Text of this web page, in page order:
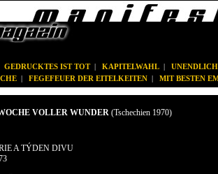
GEDRUCKTES IST TOT| KAPITELWAHL |
| FEGEFEUER DER EITELKEITEN | MIT BESTEN
VOLLER WUNDER (Tschechien 1970)
A TÝDEN DIVU